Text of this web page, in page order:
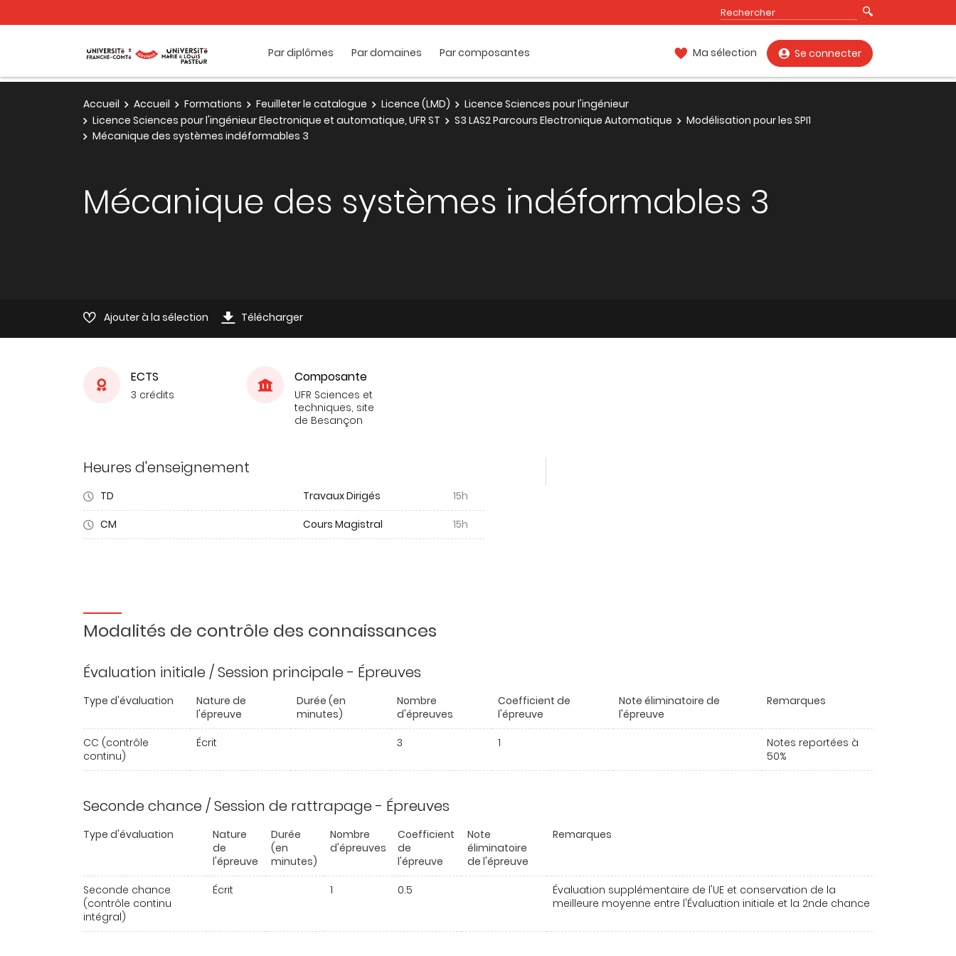
Par diplômes Par domaines Par composantes Ma sélection Se connecter
Accueil Accueil Formations Feuilleter le catalogue Licence (LMD)
Licence Sciences pour l'ingénieur
Licence Sciences pour l'ingénieur Electronique et automatique, UFR ST
S3 LAS2 Parcours Electronique Automatique
Modélisation pour les SPI1
Mécanique des systèmes indéformables 3
Mécanique des systèmes indéformables 3
Ajouter à la sélection Télécharger
ECTS
3 crédits
Composante
UFR Sciences et
techniques, site
de Besançon
Heures d'enseignement
TD Travaux Dirigés
15h
CM
Cours Magistral 15h
Modalités de contrôle des connaissances
Évaluation initiale / Session principale - Épreuves
Type d'évaluation
Nature de
l'épreuve
Durée (en
minutes)
Nombre
d'épreuves
Coefficient de
l'épreuve
Note éliminatoire de
l'épreuve
Remarques
CC (contrôle
continu)
Écrit 3 1
Notes reportées à
50%
Seconde chance / Session de rattrapage - Épreuves
Type d'évaluation
Nature
de
l'épreuve
Durée
(en
minutes)
Nombre
d'épreuves
Coefficient
de
l'épreuve
Note
éliminatoire
de l'épreuve
Remarques
Seconde chance
(contrôle continu
intégral)
Écrit 1 0.5
Évaluation supplémentaire de l'UE et conservation de la
meilleure moyenne entre l'Évaluation initiale et la 2nde chance